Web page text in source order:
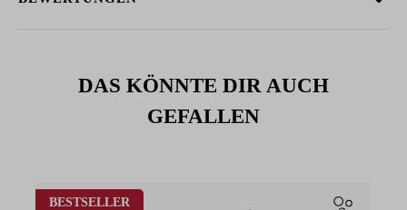
DAS KÖNNTE DIR AUCH
GEFALLEN
Produktgalerie überspringen
BESTSELLER